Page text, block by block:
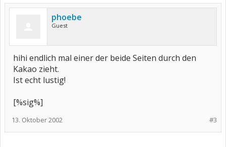
phoebe
Guest
hihi endlich mal einer der beide Seiten durch den
Kakao zieht.
Ist echt lustig!
[%sig%]
#3
13. Oktober 2002